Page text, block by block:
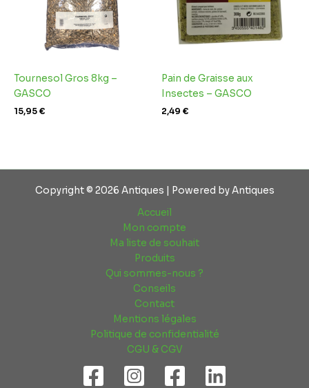
Tournesol Gros 8kg –
GASCO
15,95€
Pain de Graisse aux
Insectes – GASCO
2,49 €
Copyright © 2026 Antiques | Powered by Antiques
Accueil
Mon compte
Ma liste de souhait
Produits
Qui sommes-nous ?
Conseils
Contact
Mentions légales
Politique de confidentialité
CGU & CGV